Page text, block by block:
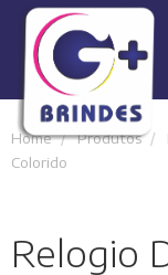
Home Produtos
Colorido
Relogio